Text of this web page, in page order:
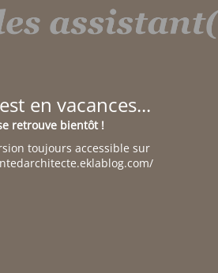
en vacances...
retrouve bientôt !
toujours accessible sur